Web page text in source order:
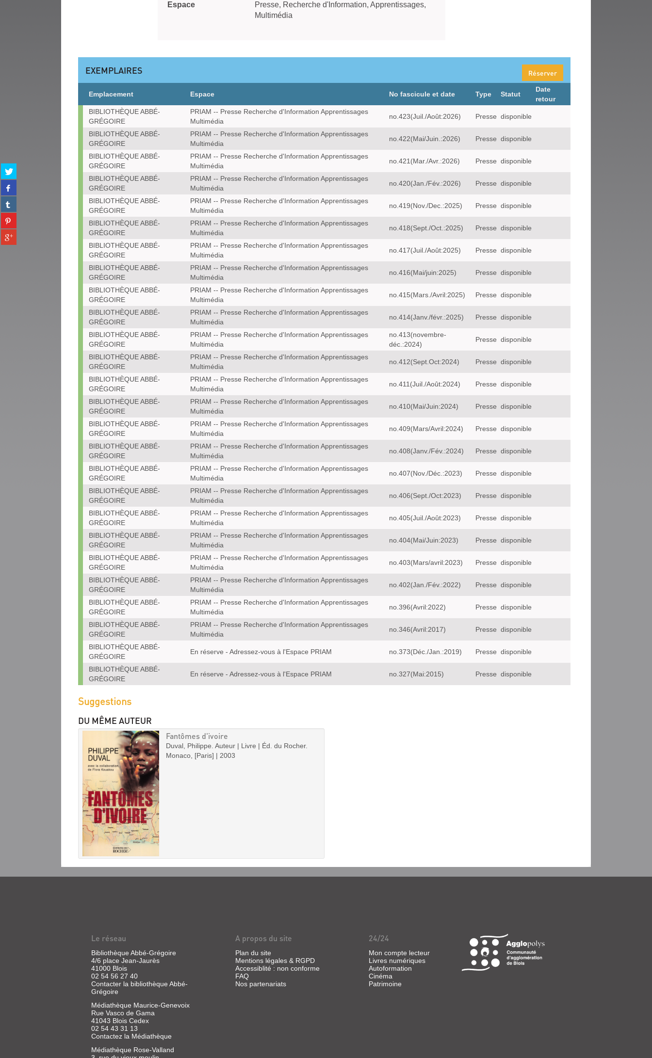
Partager
sur
twitter
(Nouvelle
fenêtre)
Partager
sur
facebook
(Nouvelle
fenêtre)
Partager
sur
tumblr
(Nouvelle
fenêtre)
Partager
sur
pinterest
(Nouvelle
Partager
sur
Espace
Presse, Recherche d'Information, Apprentissages,
Multimédia
EXEMPLAIRES Réserver
Exemplaires
Emplacement Espace No fascicule et date Type Statut
Date
retour
BIBLIOTHÈQUE ABBÉ-
GRÉGOIRE
PRIAM -- Presse Recherche d'Information Apprentissages
Multimédia
no.423(Juil./Août:2026) Presse disponible
BIBLIOTHÈQUE ABBÉ-
GRÉGOIRE
PRIAM -- Presse Recherche d'Information Apprentissages
Multimédia
no.422(Mai/Juin.:2026) Presse disponible
BIBLIOTHÈQUE ABBÉ-
GRÉGOIRE
PRIAM -- Presse Recherche d'Information Apprentissages
Multimédia
no.421(Mar./Avr.:2026) Presse disponible
BIBLIOTHÈQUE ABBÉ-
GRÉGOIRE
PRIAM -- Presse Recherche d'Information Apprentissages
Multimédia
no.420(Jan./Fév.:2026) Presse disponible
BIBLIOTHÈQUE ABBÉ-
GRÉGOIRE
PRIAM -- Presse Recherche d'Information Apprentissages
Multimédia
no.419(Nov./Dec.:2025) Presse disponible
BIBLIOTHÈQUE ABBÉ-
GRÉGOIRE
PRIAM -- Presse Recherche d'Information Apprentissages
Multimédia
no.418(Sept./Oct.:2025) Presse disponible
BIBLIOTHÈQUE ABBÉ-
GRÉGOIRE
PRIAM -- Presse Recherche d'Information Apprentissages
Multimédia
no.417(Juil./Août:2025) Presse disponible
BIBLIOTHÈQUE ABBÉ-
GRÉGOIRE
PRIAM -- Presse Recherche d'Information Apprentissages
Multimédia
no.416(Mai/juin:2025) Presse disponible
BIBLIOTHÈQUE ABBÉ-
GRÉGOIRE
PRIAM -- Presse Recherche d'Information Apprentissages
Multimédia
no.415(Mars./Avril:2025) Presse disponible
BIBLIOTHÈQUE ABBÉ-
GRÉGOIRE
PRIAM -- Presse Recherche d'Information Apprentissages
Multimédia
no.414(Janv./févr.:2025) Presse disponible
BIBLIOTHÈQUE ABBÉ-
GRÉGOIRE
PRIAM -- Presse Recherche d'Information Apprentissages
Multimédia
no.413(novembre-
déc.:2024)
Presse disponible
BIBLIOTHÈQUE ABBÉ-
GRÉGOIRE
PRIAM -- Presse Recherche d'Information Apprentissages
Multimédia
no.412(Sept.Oct:2024) Presse disponible
BIBLIOTHÈQUE ABBÉ-
GRÉGOIRE
PRIAM -- Presse Recherche d'Information Apprentissages
Multimédia
no.411(Juil./Août:2024) Presse disponible
BIBLIOTHÈQUE ABBÉ-
GRÉGOIRE
PRIAM -- Presse Recherche d'Information Apprentissages
Multimédia
no.410(Mai/Juin:2024) Presse disponible
BIBLIOTHÈQUE ABBÉ-
GRÉGOIRE
PRIAM -- Presse Recherche d'Information Apprentissages
Multimédia
no.409(Mars/Avril:2024) Presse disponible
BIBLIOTHÈQUE ABBÉ-
GRÉGOIRE
PRIAM -- Presse Recherche d'Information Apprentissages
Multimédia
no.408(Janv./Fév.:2024) Presse disponible
BIBLIOTHÈQUE ABBÉ-
GRÉGOIRE
PRIAM -- Presse Recherche d'Information Apprentissages
Multimédia
no.407(Nov./Déc.:2023) Presse disponible
BIBLIOTHÈQUE ABBÉ-
GRÉGOIRE
PRIAM -- Presse Recherche d'Information Apprentissages
Multimédia
no.406(Sept./Oct:2023) Presse disponible
BIBLIOTHÈQUE ABBÉ-
GRÉGOIRE
PRIAM -- Presse Recherche d'Information Apprentissages
Multimédia
no.405(Juil./Août:2023) Presse disponible
BIBLIOTHÈQUE ABBÉ-
GRÉGOIRE
PRIAM -- Presse Recherche d'Information Apprentissages
Multimédia
no.404(Mai/Juin:2023) Presse disponible
BIBLIOTHÈQUE ABBÉ-
GRÉGOIRE
PRIAM -- Presse Recherche d'Information Apprentissages
Multimédia
no.403(Mars/avril:2023) Presse disponible
BIBLIOTHÈQUE ABBÉ-
GRÉGOIRE
PRIAM -- Presse Recherche d'Information Apprentissages
Multimédia
no.402(Jan./Fév.:2022) Presse disponible
BIBLIOTHÈQUE ABBÉ-
GRÉGOIRE
PRIAM -- Presse Recherche d'Information Apprentissages
Multimédia
no.396(Avril:2022) Presse disponible
BIBLIOTHÈQUE ABBÉ-
GRÉGOIRE
PRIAM -- Presse Recherche d'Information Apprentissages
Multimédia
no.346(Avril:2017) Presse disponible
BIBLIOTHÈQUE ABBÉ-
GRÉGOIRE
En réserve - Adressez-vous à l'Espace PRIAM no.373(Déc./Jan.:2019) Presse disponible
BIBLIOTHÈQUE ABBÉ-
GRÉGOIRE
En réserve - Adressez-vous à l'Espace PRIAM no.327(Mai:2015) Presse disponible
Suggestions
DU MÊME AUTEUR
Fantômes d'ivoire
Duval, Philippe. Auteur | Livre | Éd. du Rocher.
Monaco, [Paris] | 2003
Le réseau
Bibliothèque Abbé-Grégoire
4/6 place Jean-Jaurès
41000 Blois
02 54 56 27 40
Contacter la bibliothèque Abbé-
Grégoire
Médiathèque Maurice-Genevoix
Rue Vasco de Gama
41043 Blois Cedex
02 54 43 31 13
Contactez la Médiathèque
Médiathèque Rose-Valland
A propos du site
Plan du site
Mentions légales & RGPD
Accessiblité : non conforme
FAQ
Nos partenariats
24/24
Mon compte lecteur
Livres numériques
Autoformation
Cinéma
Patrimoine